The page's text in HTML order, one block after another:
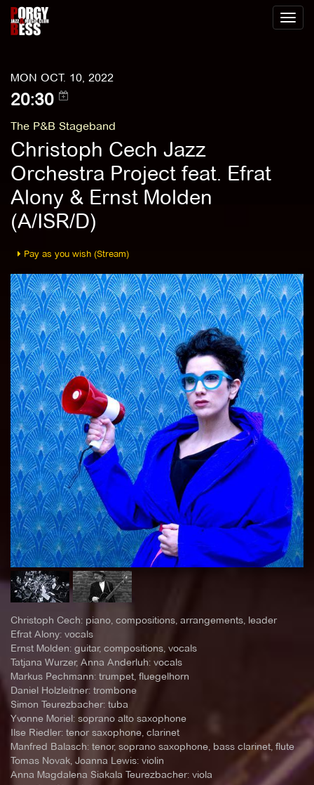
Toggle
MON OCT. 10, 2022
20:30
The P&B Stageband
Christoph Cech Jazz
Orchestra Project feat. Efrat
Alony & Ernst Molden
(A/ISR/D)
Pay as you wish (Stream)
Christoph Cech: piano, compositions, arrangements, leader
Efrat Alony: vocals
Ernst Molden: guitar, compositions, vocals
Tatjana Wurzer, Anna Anderluh: vocals
Markus Pechmann: trumpet, fluegelhorn
Daniel Holzleitner: trombone
Simon Teurezbacher: tuba
Yvonne Moriel: soprano alto saxophone
Ilse Riedler: tenor saxophone, clarinet
Manfred Balasch: tenor, soprano saxophone, bass clarinet, flute
Tomas Novak, Joanna Lewis: violin
Anna Magdalena Siakala Teurezbacher: viola